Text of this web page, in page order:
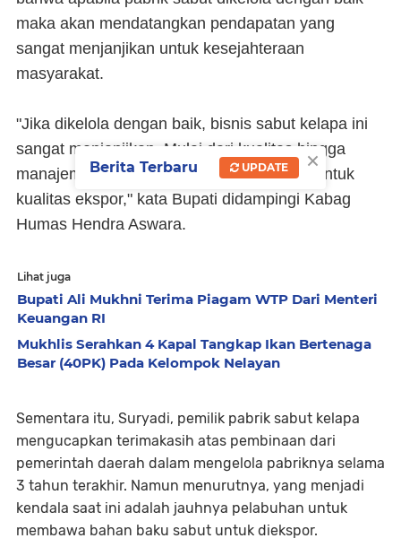
maka akan mendatangkan pendapatan yang
sangat menjanjikan untuk kesejahteraan
masyarakat.
"Jika dikelola dengan baik, bisnis sabut kelapa ini
sangat menjanjikan. Mulai dari kualitas hingga
manajemennya harus benar-benar dijaga untuk
kualitas ekspor," kata Bupati didampingi Kabag
Humas Hendra Aswara.
Lihat juga
Bupati Ali Mukhni Terima Piagam WTP Dari Menteri
Keuangan RI
Mukhlis Serahkan 4 Kapal Tangkap Ikan Bertenaga
Besar (40PK) Pada Kelompok Nelayan
Sementara itu, Suryadi, pemilik pabrik sabut kelapa
mengucapkan terimakasih atas pembinaan dari
pemerintah daerah dalam mengelola pabriknya selama
3 tahun terakhir. Namun menurutnya, yang menjadi
kendala saat ini adalah jauhnya pelabuhan untuk
membawa bahan baku sabut untuk diekspor.
×
Berita Terbaru UPDATE